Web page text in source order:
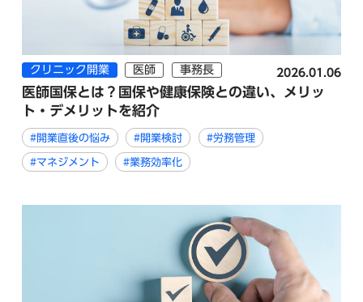
クリニック開業 医師 事務長 2026.01.06
医師国保とは？国保や健康保険との違い、メリッ
ト・デメリットを紹介
#開業直後の悩み #開業検討 #労務管理
#マネジメント #業務効率化